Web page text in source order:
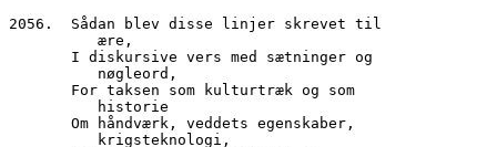
2056.  Sådan blev disse linjer skrevet til
          ære,
       I diskursive vers med sætninger og
          nøgleord,
       For taksen som kulturtræk og som
          historie
       Om håndværk, veddets egenskaber,
          krigsteknologi,